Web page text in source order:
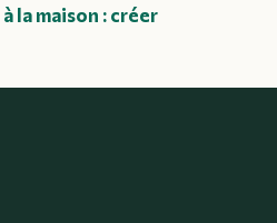
à la maison : créer